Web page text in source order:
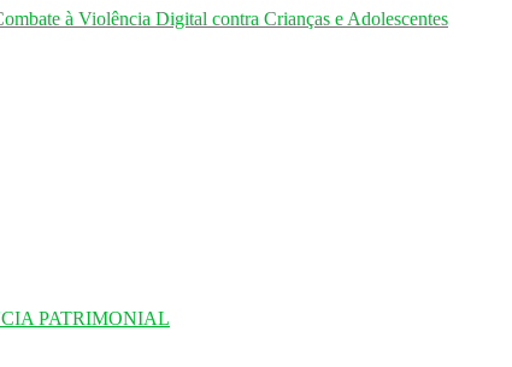
à Violência Digital contra Crianças e Adolescentes
PATRIMONIAL